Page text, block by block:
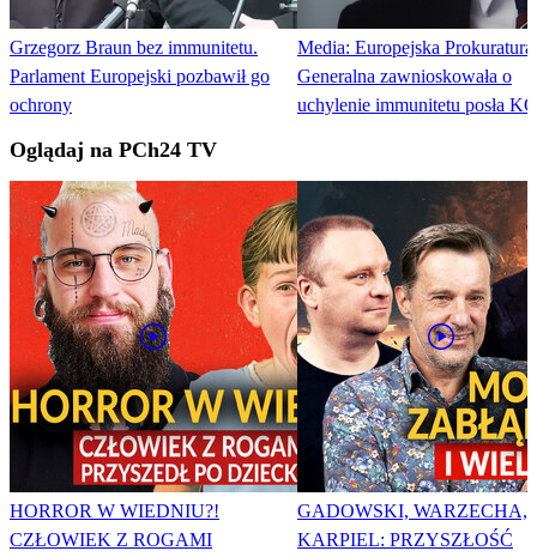
Grzegorz Braun bez immunitetu.
Parlament Europejski pozbawił go
ochrony
Media: Europejska Prokuratura
Generalna zawnioskowała o
uchylenie immunitetu posła KO
Oglądaj na PCh24 TV
HORROR W WIEDNIU?!
CZŁOWIEK Z ROGAMI
GADOWSKI, WARZECHA,
KARPIEL: PRZYSZŁOŚĆ